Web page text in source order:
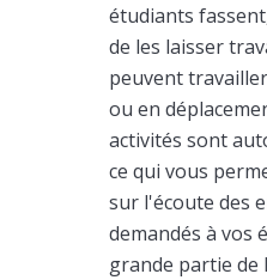
étudiants
de les laisser
peuvent
ou en
activités sont
ce qui vous
sur l'écoute des
demandés à vos
grande partie